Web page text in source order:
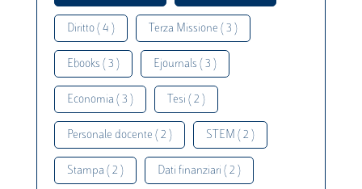
Diritto ( 4 ) Terza Missione ( 3 )
Ebooks ( 3 ) Ejournals ( 3 )
Economia ( 3 ) Tesi ( 2 )
Personale docente ( 2 ) STEM ( 2 )
Stampa ( 2 ) Dati finanziari ( 2 )